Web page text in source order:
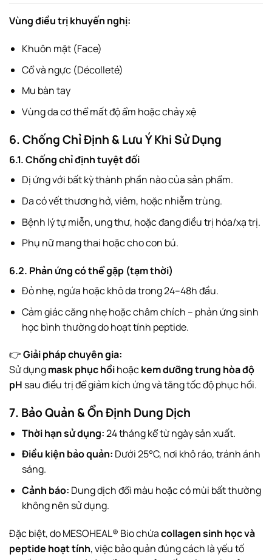
Vùng điều trị khuyến nghị:
Khuôn mặt (Face)
Cổ và ngực (Décolleté)
Mu bàn tay
Vùng da cơ thể mất độ ẩm hoặc chảy xệ
6. Chống Chỉ Định & Lưu Ý Khi Sử Dụng
6.1. Chống chỉ định tuyệt đối
Dị ứng với bất kỳ thành phần nào của sản phẩm.
Da có vết thương hở, viêm, hoặc nhiễm trùng.
Bệnh lý tự miễn, ung thư, hoặc đang điều trị hóa/xạ trị.
Phụ nữ mang thai hoặc cho con bú.
6.2. Phản ứng có thể gặp (tạm thời)
Đỏ nhẹ, ngứa hoặc khô da trong 24–48h đầu.
Cảm giác căng nhẹ hoặc châm chích – phản ứng sinh
học bình thường do hoạt tính peptide.
👉Giải pháp chuyên gia:
Sử dụngmask phục hồihoặckem dưỡng trung hòa độ
pH sau điều trị để giảm kích ứng và tăng tốc độ phục hồi.
7. Bảo Quản & Ổn Định Dung Dịch
Thời hạn sử dụng:24 tháng kể từ ngày sản xuất.
Điều kiện bảo quản: Dưới 25°C, nơi khô ráo, tránh ánh
sáng.
Cảnh báo: Dung dịch đổi màu hoặc có mùi bất thường
không nên sử dụng.
Đặc biệt, do MESOHEAL® Bio chứacollagen sinh học và
peptide hoạt tính, việc bảo quản đúng cách là yếu tố